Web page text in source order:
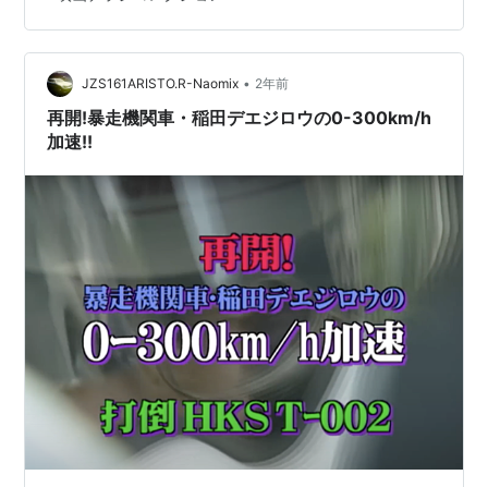
間の存在そのものを問う、荒々しくも哲学的な鉄道サ…
JZS161ARISTO.R-Naomix • 2年前
再開!暴走機関車・稲田デエジロウの0-300km/h
加速!!